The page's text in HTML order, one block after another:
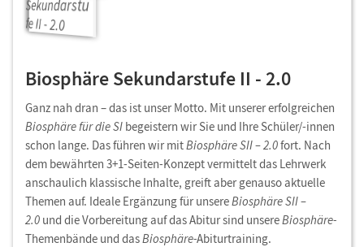
Biosphäre Sekundarstufe II - 2.0
Ganz nah dran – das ist unser Motto. Mit unserer erfolgreichen
Biosphäre für die SI begeistern wir Sie und Ihre Schüler/-innen
schon lange. Das führen wir mitBiosphäre SII – 2.0fort. Nach
dem bewährten 3+1-Seiten-Konzept vermittelt das Lehrwerk
anschaulich klassische Inhalte, greift aber genauso aktuelle
Themen auf. Ideale Ergänzung für unsereBiosphäre SII –
2.0 und die Vorbereitung auf das Abitur sind unsereBiosphäre-
Themenbände und dasBiosphäre-Abiturtraining.